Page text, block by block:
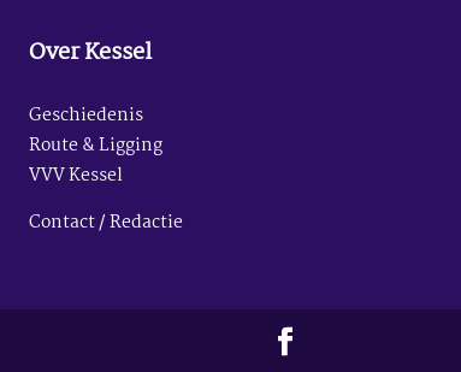
Over Kessel
Geschiedenis
Route & Ligging
VVV Kessel
Contact / Redactie